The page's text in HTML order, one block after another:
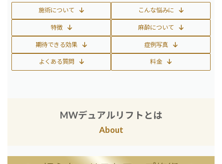
施術について こんな悩みに
特徴 麻酔について
期待できる効果 症例写真
よくある質問 料金
MWデュアルリフトとは
About